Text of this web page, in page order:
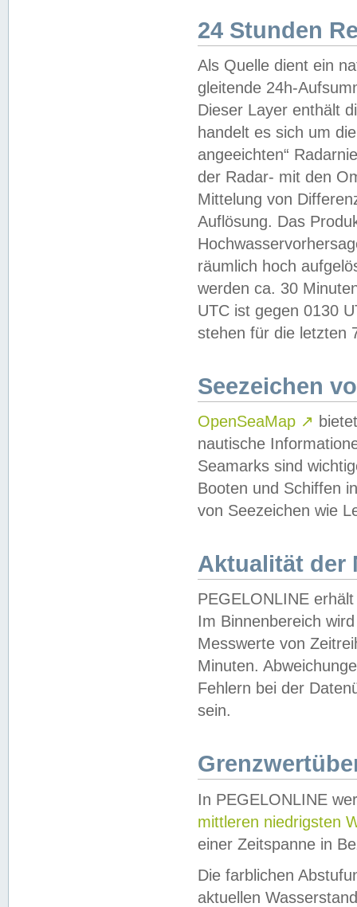
24 Stunden
Als Quelle dient ein
gleitende 24h-
Dieser Layer enthält
handelt es sich um
angeeichten“
der Radar- mit den
Mittelung von
Auflösung. Das
räumlich hoch
werden ca. 30
UTC ist gegen 0130
stehen für die letzten
Seezeichen
OpenSeaMap ↗
nautische
Seamarks sind
Booten und Schiffen
von Seezeichen wie
Aktualität der
PEGELONLINE
Im Binnenbereich
Messwerte von
Minuten.
Fehlern bei der
sein.
In PEGELONLINE
mittleren niedrigsten
einer Zeitspanne in
Die farblichen
aktuellen